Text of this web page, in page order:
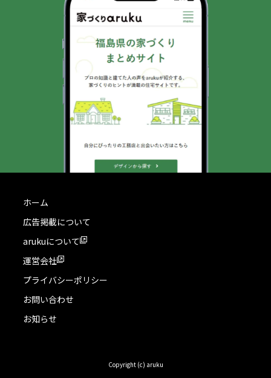
ホーム
広告掲載について
arukuについて
運営会社
プライバシーポリシー
お問い合わせ
お知らせ
Copyright (c) aruku